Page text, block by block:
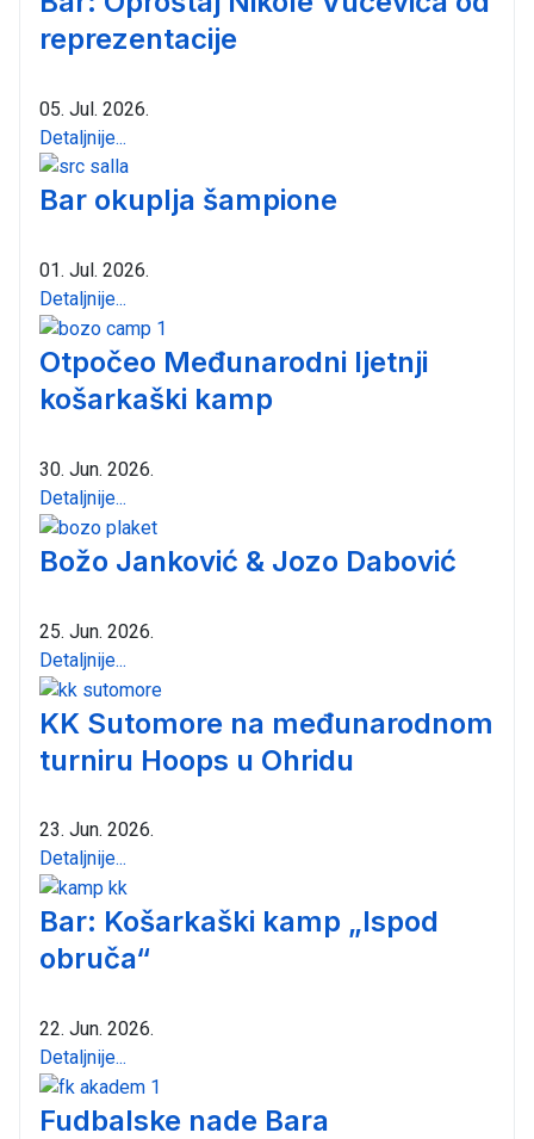
reprezentacije
05. Jul. 2026.
Detaljnije...
Bar okuplja šampione
01. Jul. 2026.
Detaljnije...
Otpočeo Međunarodni ljetnji
košarkaški kamp
30. Jun. 2026.
Detaljnije...
Božo Janković & Jozo Dabović
25. Jun. 2026.
Detaljnije...
KK Sutomore na međunarodnom
turniru Hoops u Ohridu
23. Jun. 2026.
Detaljnije...
Bar: Košarkaški kamp „Ispod
obruča“
22. Jun. 2026.
Detaljnije...
Fudbalske nade Bara